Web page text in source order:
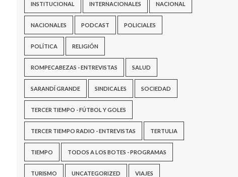
INSTITUCIONAL INTERNACIONALES NACIONAL
NACIONALES PODCAST POLICIALES
POLÍTICA RELIGIÓN
ROMPECABEZAS - ENTREVISTAS SALUD
SARANDÍ GRANDE SINDICALES SOCIEDAD
TERCER TIEMPO - FÚTBOL Y GOLES
TERCER TIEMPO RADIO - ENTREVISTAS TERTULIA
TIEMPO TODOS A LOS BOTES - PROGRAMAS
TURISMO UNCATEGORIZED VIAJES